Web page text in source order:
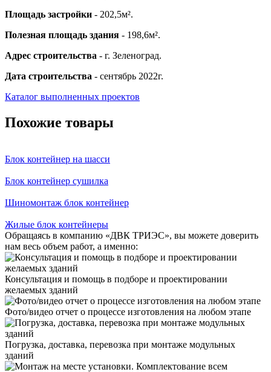
Площадь застройки - 202,5м².
Полезная площадь здания - 198,6м².
Адрес строительства - г. Зеленоград.
Дата строительства - сентябрь 2022г.
Каталог выполненных проектов
Похожие товары
Блок контейнер на шасси
Блок контейнер сушилка
Шиномонтаж блок контейнер
Жилые блок контейнеры
Обращаясь в компанию «ДВК ТРИЭС», вы можете доверить
нам весь объем работ, а именно:
Консультация и помощь в подборе и проектировании
желаемых зданий
Фото/видео отчет о процессе изготовления на любом этапе
Погрузка, доставка, перевозка при монтаже модульных
зданий